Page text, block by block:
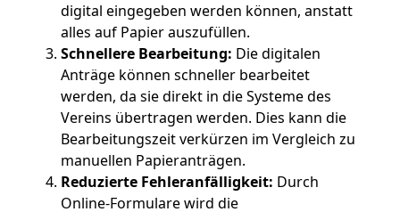
digital eingegeben werden können, anstatt
alles auf Papier auszufüllen.
Schnellere Bearbeitung: Die digitalen
Anträge können schneller bearbeitet
werden, da sie direkt in die Systeme des
Vereins übertragen werden. Dies kann die
Bearbeitungszeit verkürzen im Vergleich zu
manuellen Papieranträgen.
Reduzierte Fehleranfälligkeit: Durch
Online-Formulare wird die